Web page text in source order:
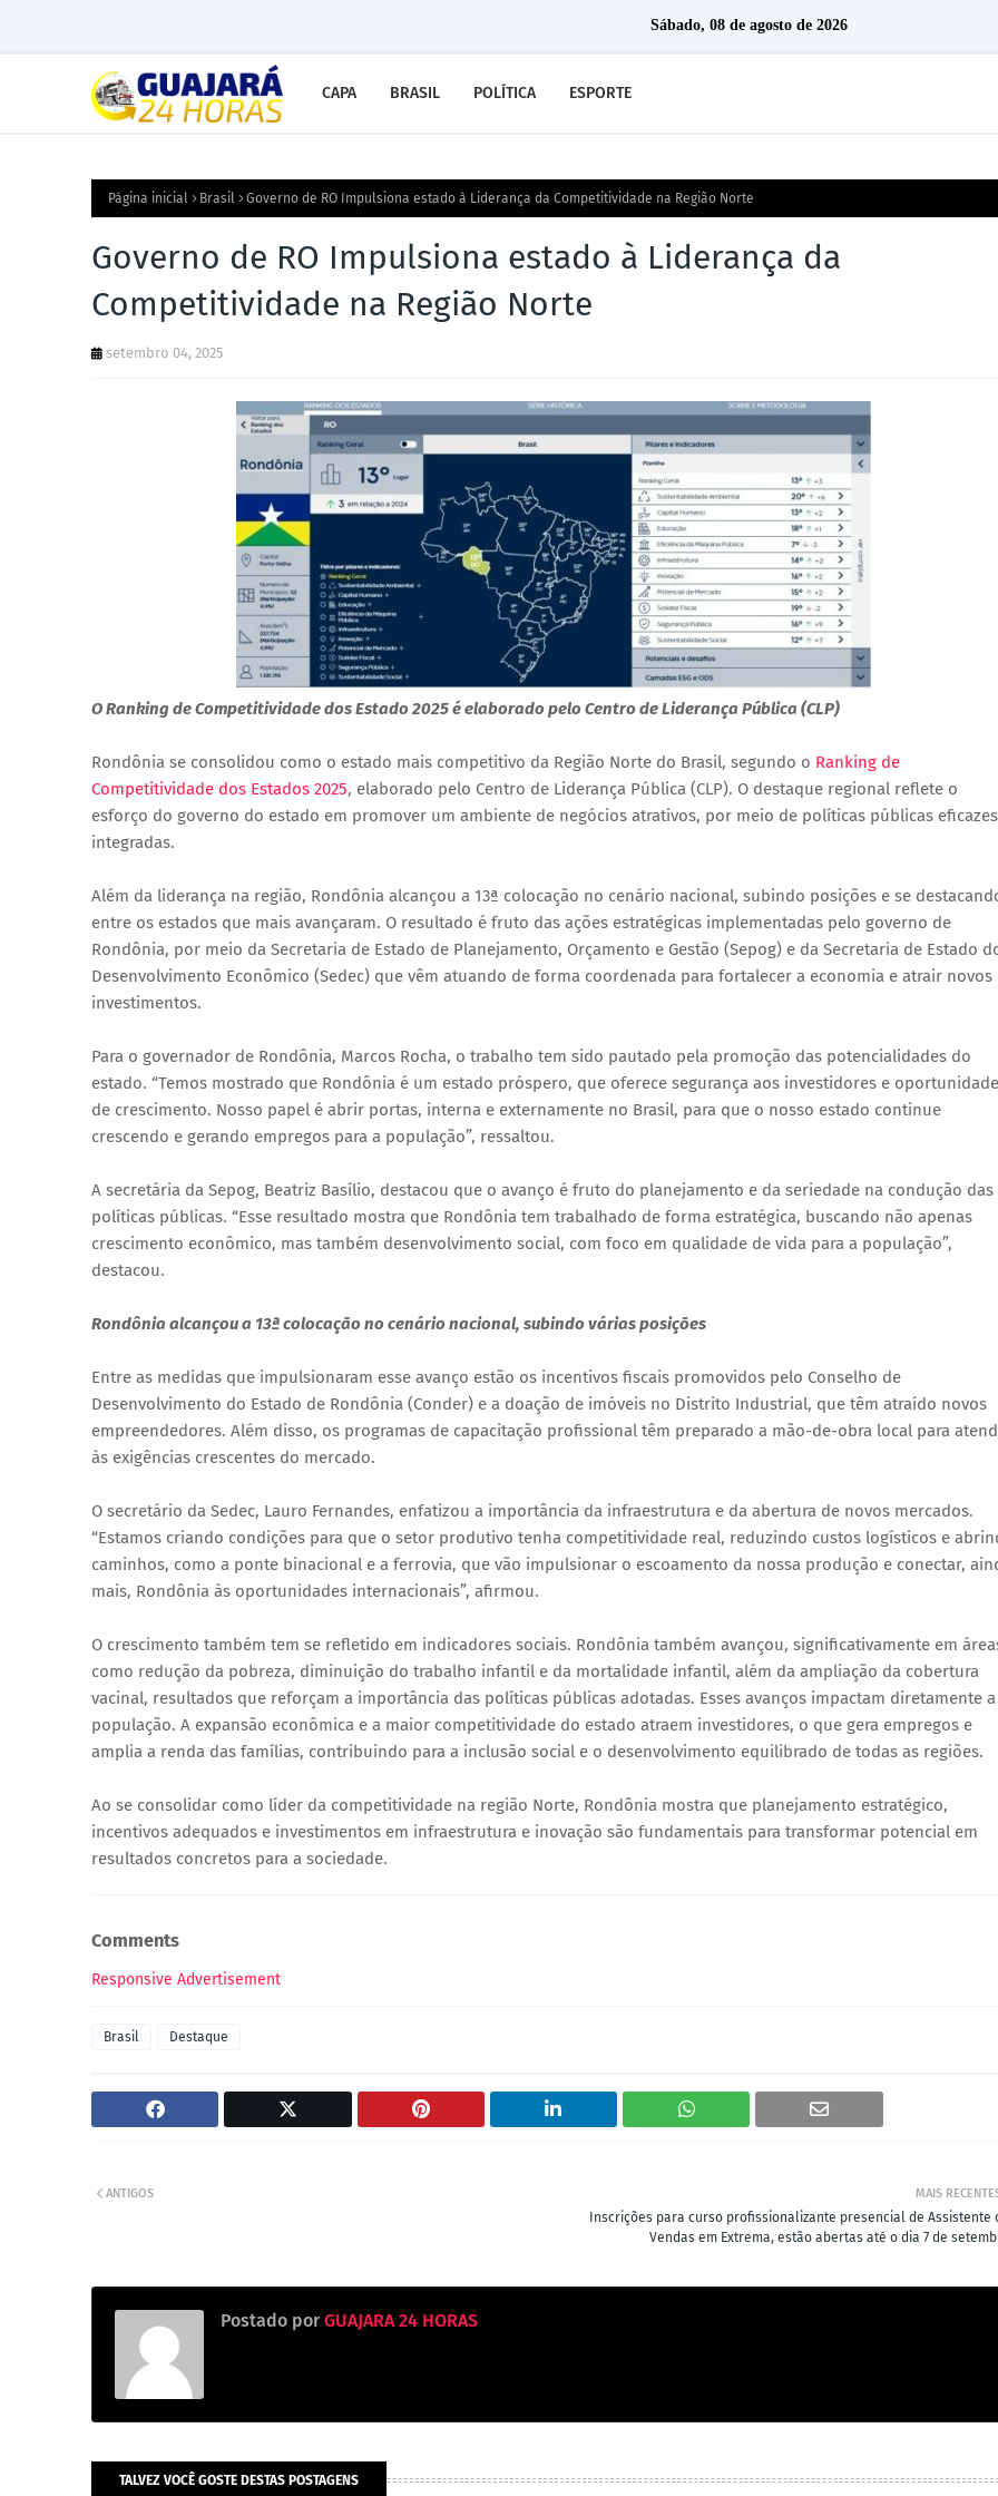
Sábado, 08 de agosto de 2026
CAPA BRASIL POLÍTICA ESPORTE
Página inicial Brasil Governo de RO Impulsiona estado à Liderança da Competitividade na Região Norte
Governo de RO Impulsiona estado à Liderança da
Competitividade na Região Norte
setembro 04, 2025
O Ranking de Competitividade dos Estado 2025 é elaborado pelo Centro de Liderança Pública (CLP)
Rondônia se consolidou como o estado mais competitivo da Região Norte do Brasil, segundo o Ranking de
Competitividade dos Estados 2025, elaborado pelo Centro de Liderança Pública (CLP). O destaque regional reflete o
esforço do governo do estado em promover um ambiente de negócios atrativos, por meio de políticas públicas
integradas.
Além da liderança na região, Rondônia alcançou a 13ª colocação no cenário nacional, subindo posições e se
entre os estados que mais avançaram. O resultado é fruto das ações estratégicas implementadas pelo governo de
Rondônia, por meio da Secretaria de Estado de Planejamento, Orçamento e Gestão (Sepog) e da Secretaria de Estado
Desenvolvimento Econômico (Sedec) que vêm atuando de forma coordenada para fortalecer a economia e atrair novos
investimentos.
Para o governador de Rondônia, Marcos Rocha, o trabalho tem sido pautado pela promoção das potencialidades do
estado. “Temos mostrado que Rondônia é um estado próspero, que oferece segurança aos investidores e
de crescimento. Nosso papel é abrir portas, interna e externamente no Brasil, para que o nosso estado continue
crescendo e gerando empregos para a população”, ressaltou.
A secretária da Sepog, Beatriz Basílio, destacou que o avanço é fruto do planejamento e da seriedade na condução das
políticas públicas. “Esse resultado mostra que Rondônia tem trabalhado de forma estratégica, buscando não apenas
crescimento econômico, mas também desenvolvimento social, com foco em qualidade de vida para a população”,
destacou.
Rondônia alcançou a 13ª colocação no cenário nacional, subindo várias posições
Entre as medidas que impulsionaram esse avanço estão os incentivos fiscais promovidos pelo Conselho de
Desenvolvimento do Estado de Rondônia (Conder) e a doação de imóveis no Distrito Industrial, que têm atraído novos
empreendedores. Além disso, os programas de capacitação profissional têm preparado a mão-de-obra local para
às exigências crescentes do mercado.
O secretário da Sedec, Lauro Fernandes, enfatizou a importância da infraestrutura e da abertura de novos mercados.
“Estamos criando condições para que o setor produtivo tenha competitividade real, reduzindo custos logísticos e
caminhos, como a ponte binacional e a ferrovia, que vão impulsionar o escoamento da nossa produção e conectar,
mais, Rondônia às oportunidades internacionais”, afirmou.
O crescimento também tem se refletido em indicadores sociais. Rondônia também avançou, significativamente em
como redução da pobreza, diminuição do trabalho infantil e da mortalidade infantil, além da ampliação da cobertura
vacinal, resultados que reforçam a importância das políticas públicas adotadas. Esses avanços impactam diretamente a
população. A expansão econômica e a maior competitividade do estado atraem investidores, o que gera empregos e
amplia a renda das famílias, contribuindo para a inclusão social e o desenvolvimento equilibrado de todas as regiões.
Ao se consolidar como líder da competitividade na região Norte, Rondônia mostra que planejamento estratégico,
incentivos adequados e investimentos em infraestrutura e inovação são fundamentais para transformar potencial em
resultados concretos para a sociedade.
Comments
Responsive Advertisement
Brasil Destaque
MAIS
Inscrições para curso profissionalizante presencial de Assistente
Vendas em Extrema, estão abertas até o dia 7 de
ANTIGOS
Postado por GUAJARA 24 HORAS
TALVEZ VOCÊ GOSTE DESTAS POSTAGENS